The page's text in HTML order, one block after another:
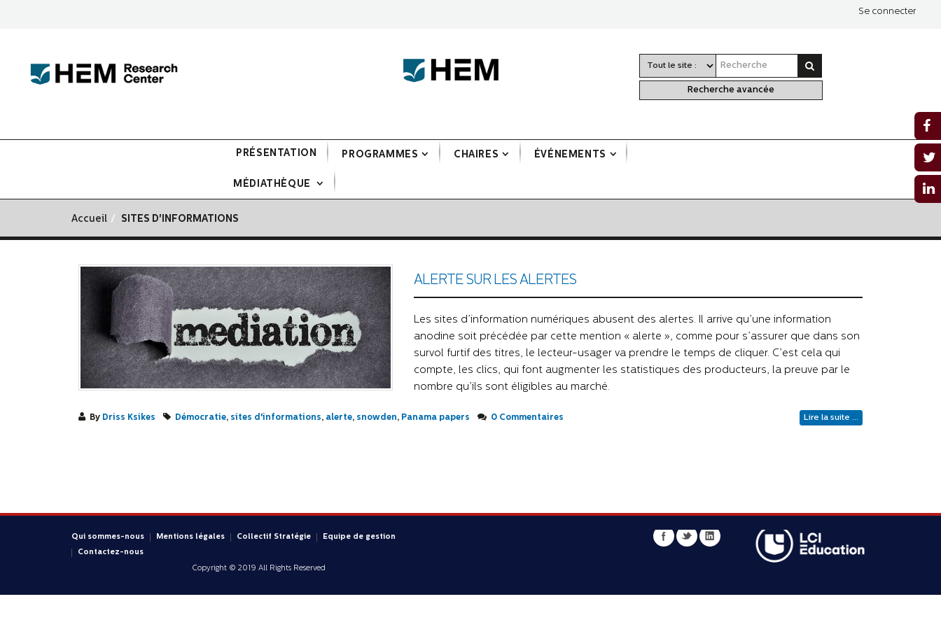
Se connecter
Recherche avancée
PRÉSENTATION PROGRAMMES CHAIRES ÉVÉNEMENTS
MÉDIATHÈQUE
Accueil SITES D'INFORMATIONS
ALERTE SUR LES ALERTES
Les sites d’information numériques abusent des alertes. Il arrive qu’une information
anodine soit précédée par cette mention « alerte », comme pour s’assurer que dans son
survol furtif des titres, le lecteur-usager va prendre le temps de cliquer. C’est cela qui
compte, les clics, qui font augmenter les statistiques des producteurs, la preuve par le
nombre qu’ils sont éligibles au marché.
By Driss Ksikes Démocratie, sites d'informations, alerte, snowden, Panama papers 0 Commentaires Lire la suite ...
Qui sommes-nous Mentions légales Collectif Stratégie
Equipe de gestion
Contactez-nous
Copyright © 2019 All Rights Reserved